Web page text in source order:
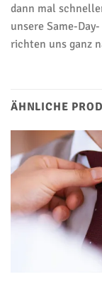
dann mal
unsere Same-
richten uns ganz
ÄHNLICHE